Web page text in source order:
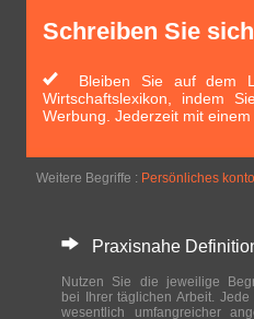
Schreiben Sie
Bleiben Sie auf dem
Wirtschaftslexikon, indem
Werbung. Jederzeit mit einem
Weitere Begriffe : Persönliches konto
Praxisnahe
Nutzen Sie die jeweilige
bei Ihrer täglichen Arbeit.
wesentlich umfangreicher